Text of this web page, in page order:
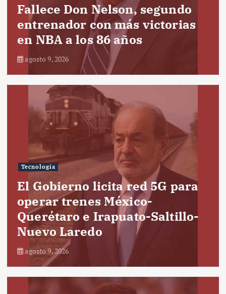
Fallece Don Nelson, segundo
entrenador con más victorias
en NBA a los 86 años
agosto 9, 2026
Tecnología
El Gobierno licita red 5G para
operar trenes México-
Querétaro e Irapuato-Saltillo-
Nuevo Laredo
agosto 9, 2026